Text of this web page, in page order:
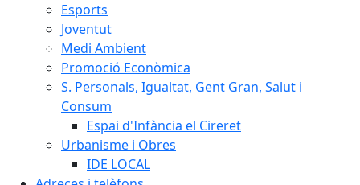
Esports
Joventut
Medi Ambient
Promoció Econòmica
S. Personals, Igualtat, Gent Gran, Salut i
Consum
Espai d'Infància el Cireret
Urbanisme i Obres
IDE LOCAL